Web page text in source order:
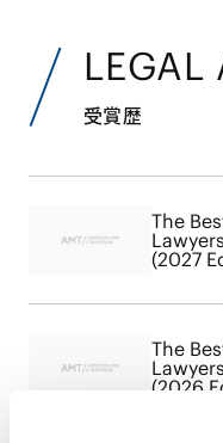
LEGAL
受賞歴
The
(2027
The
(2026